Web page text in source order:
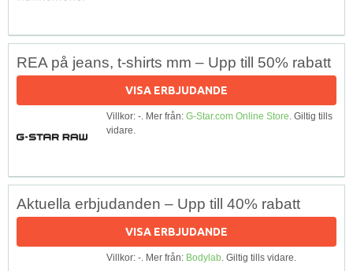
REA på jeans, t-shirts mm – Upp till 50% rabatt
VISA ERBJUDANDE
Villkor: -. Mer från: G-Star.com Online Store. Giltig tills
vidare.
Aktuella erbjudanden – Upp till 40% rabatt
VISA ERBJUDANDE
Villkor: -. Mer från: Bodylab. Giltig tills vidare.